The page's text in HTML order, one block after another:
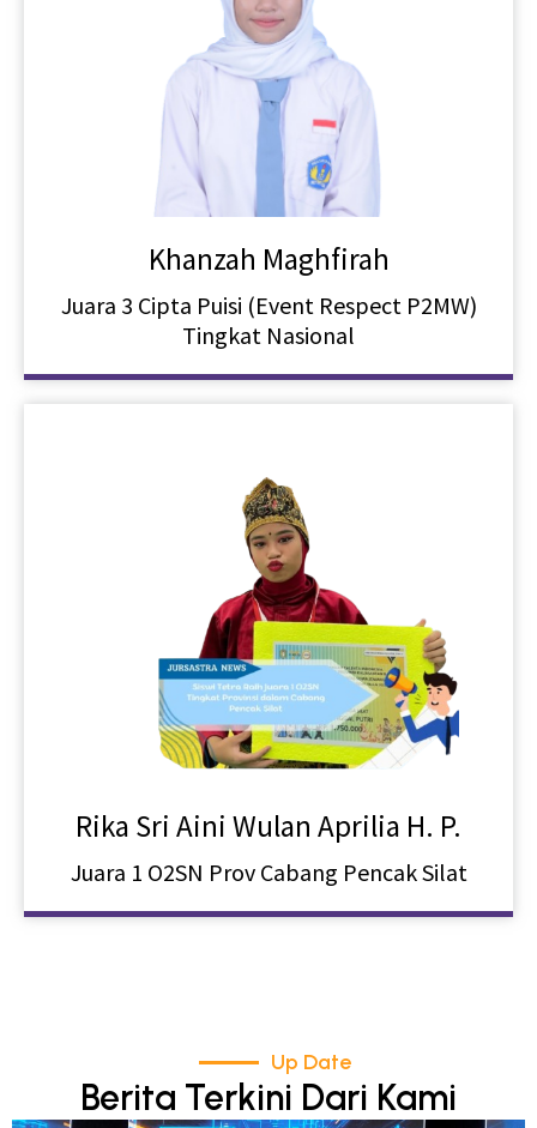
Khanzah Maghfirah
Juara 3 Cipta Puisi (Event Respect P2MW)
Tingkat Nasional
Rika Sri Aini Wulan Aprilia H. P.
Juara 1 O2SN Prov Cabang Pencak Silat
Up Date
Berita Terkini Dari Kami